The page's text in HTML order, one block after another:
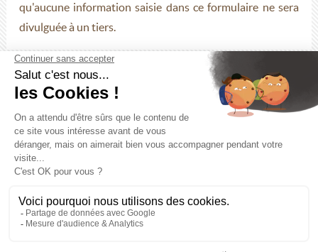
qu'aucune information saisie dans ce formulaire ne sera
divulguée à un tiers.
2 Rue François Arago - 61250 Valframbert
Du lundi au jeudi : 8 h 30 - 12 h 15 et 13 h 30 - 17 h 00
Le vendredi : 8 h 30 - 12 h 15 et 13 h 30 - 16 h 30
Nous contacter
confidentialité
Crédits
Plan du site
Agence communication Orne